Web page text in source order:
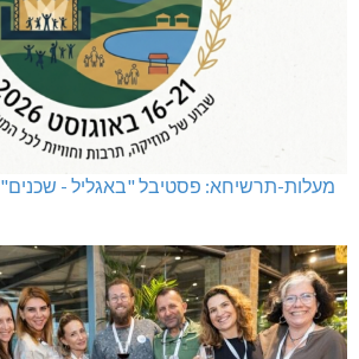
מעלות-תרשיחא: פסטיבל "באגליל - שכנים"